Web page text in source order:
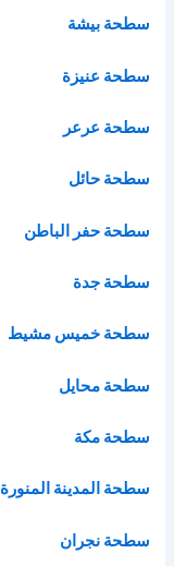
سطحة بيشة
سطحة عنيزة
سطحة عرعر
سطحة حائل
سطحة حفر الباطن
سطحة جدة
سطحة خميس مشيط
سطحة محايل
سطحة مكة
سطحة المدينة المنورة
سطحة نجران